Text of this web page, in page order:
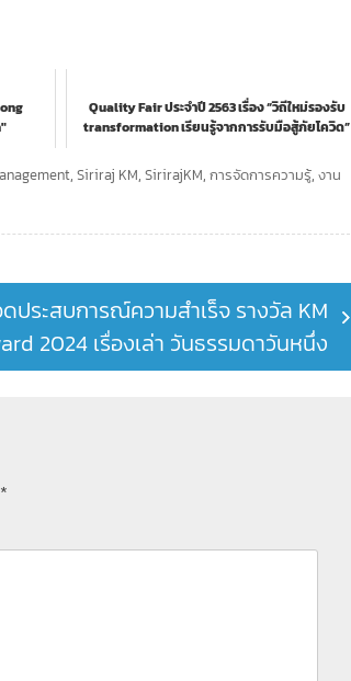
Quality Fair ประจำปี 2563 เรื่อง “วิถีใหม่รองรับ
transformation เรียนรู้จากการรับมือสู้ภัยโควิด”
, Siriraj KM, SirirajKM, การจัดการความรู้, งาน
ประสบการณ์ความสำเร็จ รางวัล KM
2024 เรื่องเล่า วันธรรมดาวันหนึ่ง
*